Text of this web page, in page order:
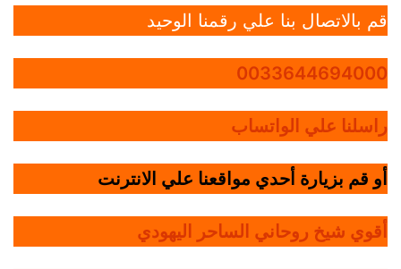
قم بالاتصال بنا علي رقمنا الوحيد
0033644694000
راسلنا علي الواتساب
أو قم بزيارة أحدي مواقعنا علي الانترنت
أقوي شيخ روحاني الساحر اليهودي